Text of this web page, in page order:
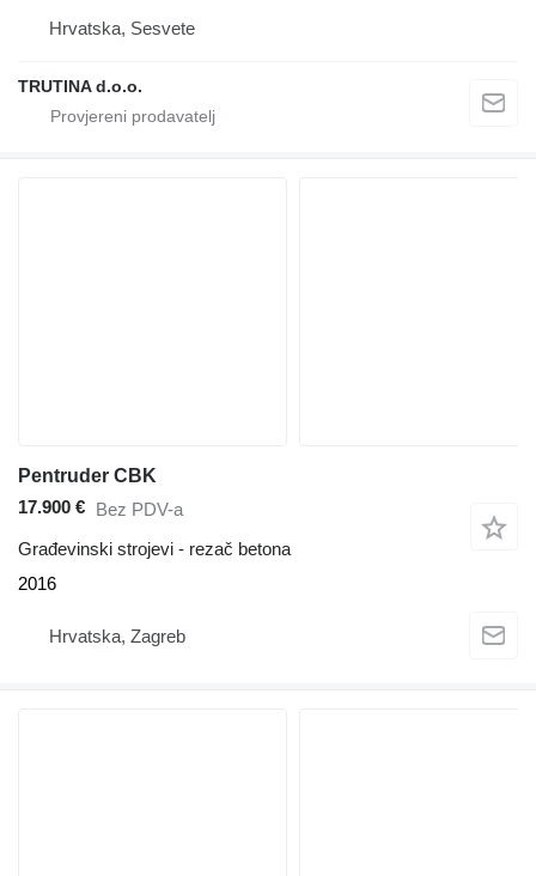
Hrvatska, Sesvete
TRUTINA d.o.o.
Pentruder CBK
17.900 € Bez PDV-a
Građevinski strojevi - rezač betona
2016
Hrvatska, Zagreb